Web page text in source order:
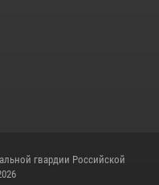
гвардии Российской